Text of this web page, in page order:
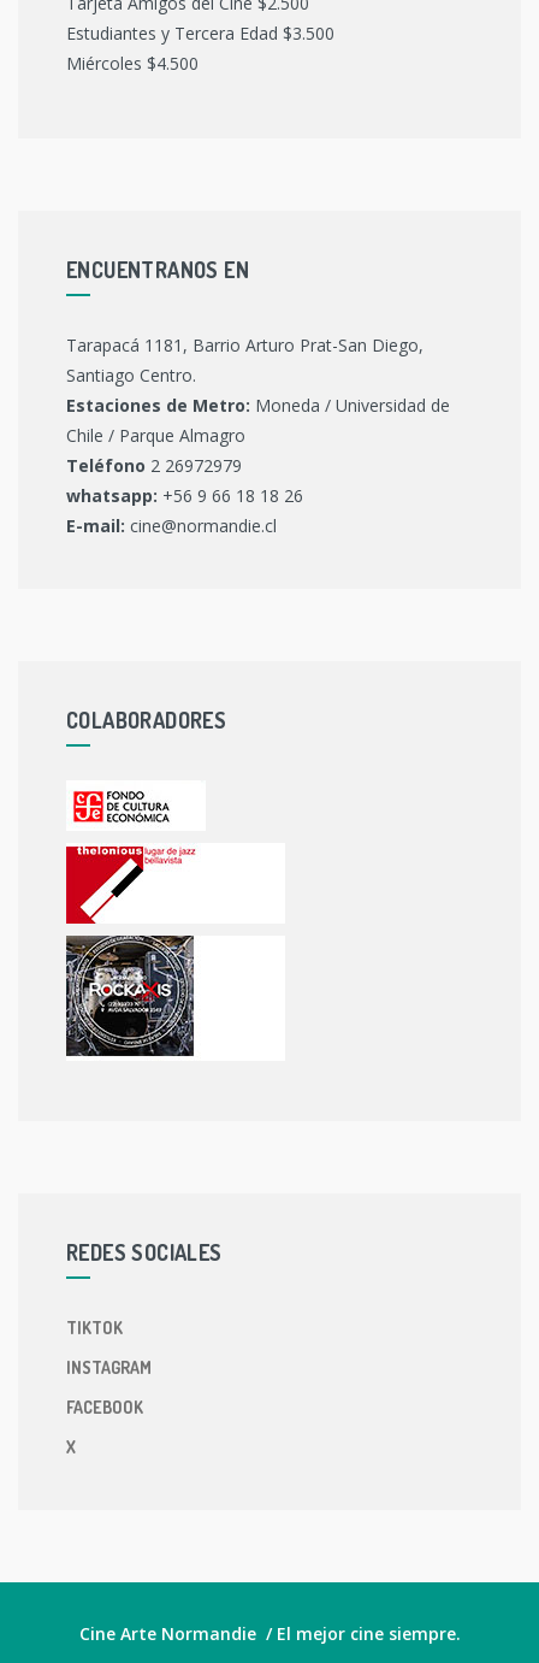
Estudiantes y Tercera Edad $3.500
Miércoles $4.500
ENCUENTRANOS EN
Tarapacá 1181, Barrio Arturo Prat-San Diego,
Santiago Centro.
Estaciones de Metro: Moneda / Universidad de
Chile / Parque Almagro
Teléfono 2 26972979
whatsapp: +56 9 66 18 18 26
E-mail: cine@normandie.cl
COLABORADORES
REDES SOCIALES
TIKTOK
INSTAGRAM
FACEBOOK
X
Cine Arte Normandie / El mejor cine siempre.